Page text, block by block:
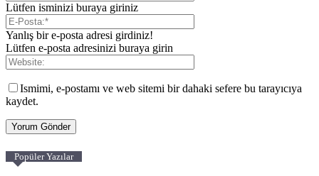
Lütfen isminizi buraya giriniz
Yanlış bir e-posta adresi girdiniz!
Lütfen e-posta adresinizi buraya girin
Ismimi, e-postamı ve web sitemi bir dahaki sefere bu tarayıcıya
kaydet.
Popüler Yazılar